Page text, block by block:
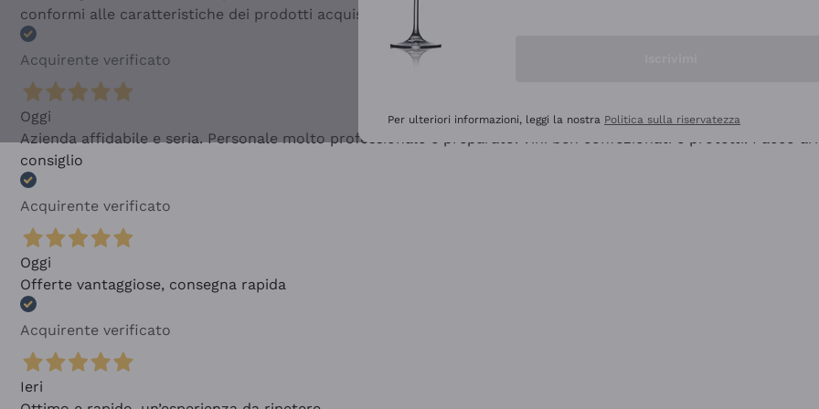
conformi alle caratteristiche dei prodotti acquistati
Acquirente verificato
Oggi
Azienda affidabile e seria. Personale molto professionale e preparato. Vini ben confezionati e protetti. Pacco
consiglio
Acquirente verificato
Oggi
Offerte vantaggiose, consegna rapida
Acquirente verificato
Ieri
Per ulteriori informazioni, leggi la nostra Politica sulla riservatezza